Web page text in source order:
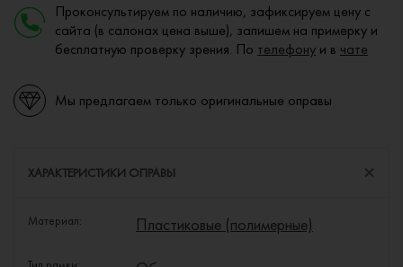
Проконсультируем по наличию, зафиксируем цену с
сайта (в салонах цена выше), запишем на примерку и
бесплатную проверку зрения. По телефону и в чате
Мы предлагаем только оригинальные оправы
ХАРАКТЕРИСТИКИ ОПРАВЫ
Материал: Пластиковые (полимерные)